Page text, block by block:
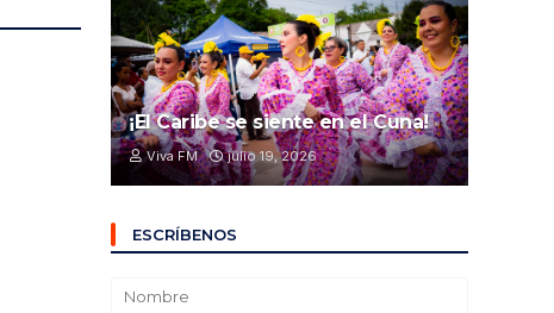
¡El Caribe se siente en el Cuna!
Viva FM julio 19, 2026
ESCRÍBENOS